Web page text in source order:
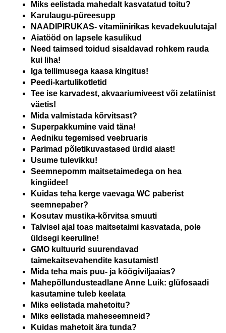
Miks eelistada mahedalt kasvatatud toitu?
Karulaugu-püreesupp
NAADIPIRUKAS- vitamiinirikas kevadekuulutaja!
Aiatööd on lapsele kasulikud
Need taimsed toidud sisaldavad rohkem rauda
kui liha!
Iga tellimusega kaasa kingitus!
Peedi-kartulikotletid
Tee ise karvadest, akvaariumiveest või zelatiinist
väetis!
Mida valmistada kõrvitsast?
Superpakkumine vaid täna!
Aedniku tegemised veebruaris
Parimad põletikuvastased ürdid aiast!
Usume tulevikku!
Seemnepomm maitsetaimedega on hea
kingiidee!
Kuidas teha kerge vaevaga WC paberist
seemnepaber?
Kosutav mustika-kõrvitsa smuuti
Talvisel ajal toas maitsetaimi kasvatada, pole
üldsegi keeruline!
GMO kultuurid suurendavad
taimekaitsevahendite kasutamist!
Mida teha mais puu- ja köögiviljaaias?
Mahepõllundusteadlane Anne Luik: glüfosaadi
kasutamine tuleb keelata
Miks eelistada mahetoitu?
Miks eelistada maheseemneid?
Kuidas mahetoit ära tunda?